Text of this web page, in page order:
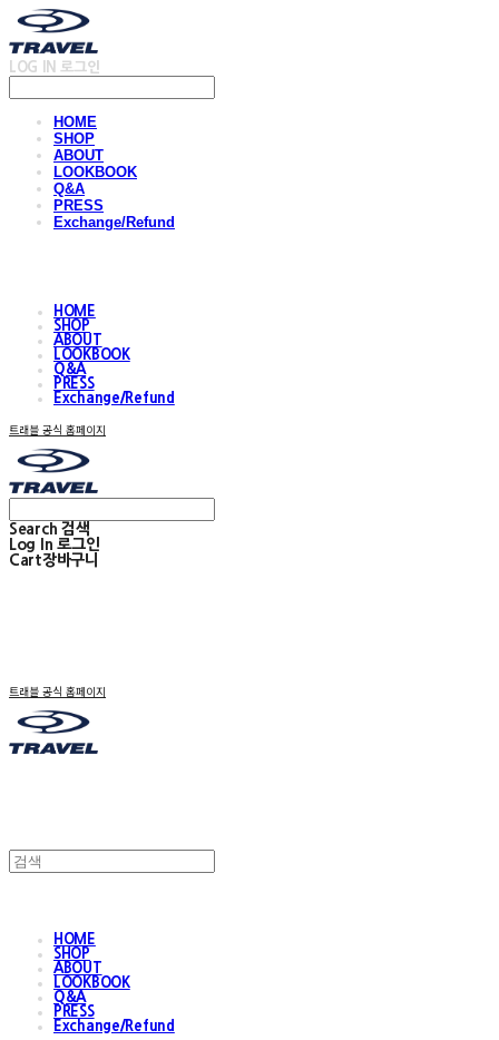
LOG IN 로그인
HOME
SHOP
ABOUT
LOOKBOOK
Q&A
PRESS
Exchange/Refund
HOME
SHOP
ABOUT
LOOKBOOK
Q&A
PRESS
Exchange/Refund
트래블 공식 홈페이지
Search 검색
Log In 로그인
Cart장바구니
트래블 공식 홈페이지
HOME
SHOP
ABOUT
LOOKBOOK
Q&A
PRESS
Exchange/Refund